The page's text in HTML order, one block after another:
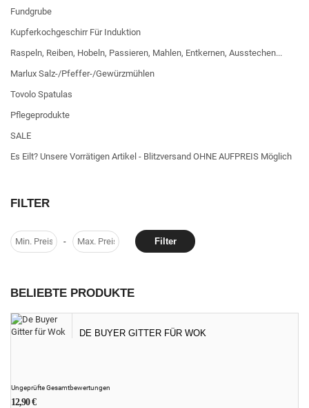
Fundgrube
Kupferkochgeschirr Für Induktion
Raspeln, Reiben, Hobeln, Passieren, Mahlen, Entkernen, Ausstechen...
Marlux Salz-/Pfeffer-/Gewürzmühlen
Tovolo Spatulas
Pflegeprodukte
SALE
Es Eilt? Unsere Vorrätigen Artikel - Blitzversand OHNE AUFPREIS Möglich
FILTER
- Filter
BELIEBTE PRODUKTE
DE BUYER GITTER FÜR WOK
Ungeprüfte Gesamtbewertungen
12,90€